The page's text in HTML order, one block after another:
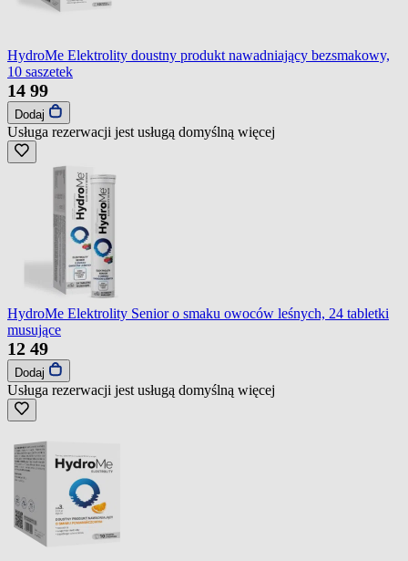
HydroMe Elektrolity doustny produkt nawadniający bezsmakowy,
10 saszetek
14 99
Dodaj
Usługa rezerwacji jest usługą domyślną więcej
HydroMe Elektrolity Senior o smaku owoców leśnych, 24 tabletki
musujące
12 49
Dodaj
Usługa rezerwacji jest usługą domyślną więcej